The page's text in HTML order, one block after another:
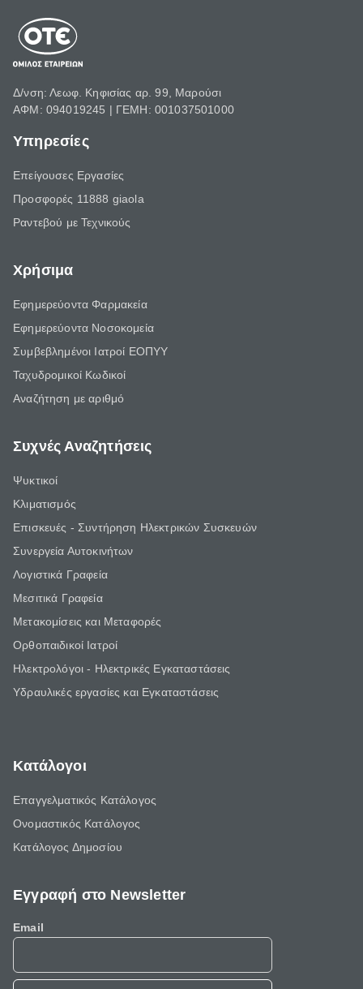
Δ/νση: Λεωφ. Κηφισίας αρ. 99, Μαρούσι
ΑΦΜ: 094019245 | ΓΕΜΗ: 001037501000
Υπηρεσίες
Επείγουσες Εργασίες
Προσφορές 11888 giaola
Ραντεβού με Τεχνικούς
Χρήσιμα
Εφημερεύοντα Φαρμακεία
Εφημερεύοντα Νοσοκομεία
Συμβεβλημένοι Ιατροί ΕΟΠΥΥ
Ταχυδρομικοί Κωδικοί
Αναζήτηση με αριθμό
Συχνές Αναζητήσεις
Ψυκτικοί
Κλιματισμός
Επισκευές - Συντήρηση Ηλεκτρικών Συσκευών
Συνεργεία Αυτοκινήτων
Λογιστικά Γραφεία
Μεσιτικά Γραφεία
Μετακομίσεις και Μεταφορές
Ορθοπαιδικοί Ιατροί
Ηλεκτρολόγοι - Ηλεκτρικές Εγκαταστάσεις
Υδραυλικές εργασίες και Εγκαταστάσεις
Κατάλογοι
Επαγγελματικός Κατάλογος
Ονομαστικός Κατάλογος
Κατάλογος Δημοσίου
Εγγραφή στο Newsletter
Email